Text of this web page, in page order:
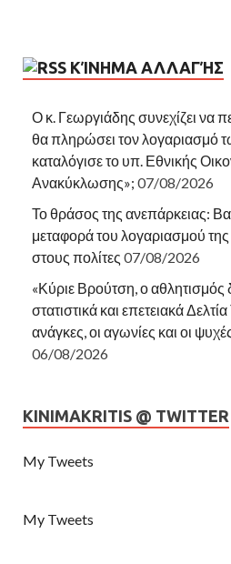
ΚΊΝΗΜΑ ΑΛΛΑΓΉΣ
Ο κ. Γεωργιάδης συνεχίζει να
θα πληρώσει τον λογαριασμό
καταλόγισε το υπ. Εθνικής
Ανακύκλωσης»; 07/08/2026
Το θράσος της ανεπάρκειας:
μεταφορά του λογαριασμού
στους πολίτες 07/08/2026
«Κύριε Βρούτση, ο αθλητισμός
στατιστικά και επετειακά
ανάγκες, οι αγωνίες και οι
06/08/2026
KINIMAKRITIS @ TWITTER
My Tweets
My Tweets